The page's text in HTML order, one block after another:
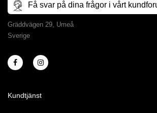
Få svar på dina frågor i vårt
Gräddvägen 29, Umeå
Sverige
Kundtjänst